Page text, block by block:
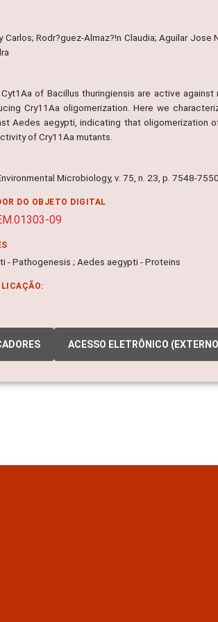
Carlos; Rodr?­guez-Almaz?!n Claudia; Aguilar
Cyt1Aa of Bacillus thuringiensis are active
Cry11Aa oligomerization. Here we
Aedes aegypti, indicating that oligomerization
of Cry11Aa mutants.
Microbiology, v. 75, n. 23, p. 7548-
DO OBJETO DIGITAL
09
- Pathogenesis ; Aedes aegypti - Proteins
ACESSO ELETRÔNICO